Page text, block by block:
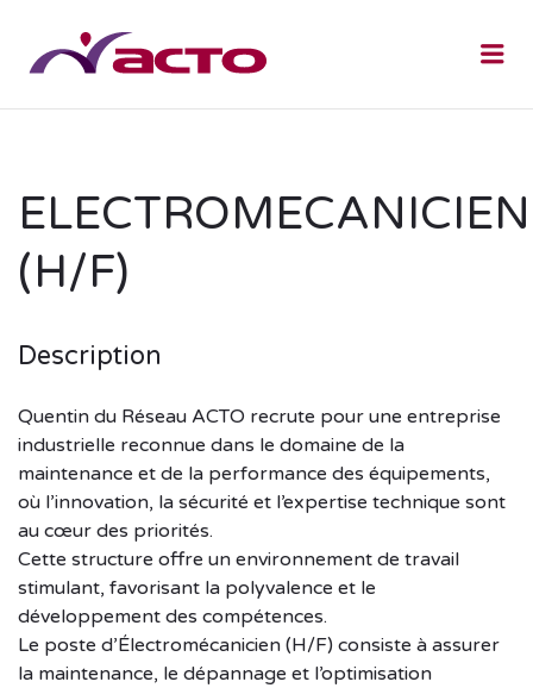
ELECTROMECANICIEN
(H/F)
Description
Quentin du Réseau ACTO recrute pour une entreprise
industrielle reconnue dans le domaine de la
maintenance et de la performance des équipements,
où l’innovation, la sécurité et l’expertise technique sont
au cœur des priorités.
Cette structure offre un environnement de travail
stimulant, favorisant la polyvalence et le
développement des compétences.
Le poste d’Électromécanicien (H/F) consiste à assurer
la maintenance, le dépannage et l’optimisation